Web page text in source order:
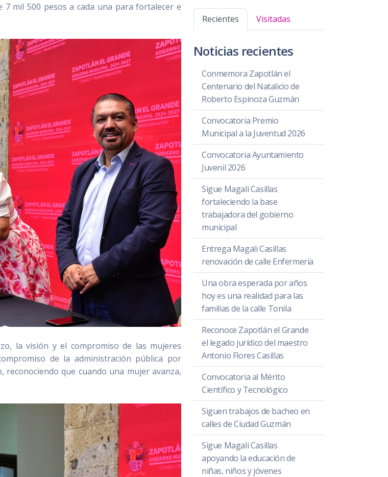
7 mil 500 pesos a cada una para fortalecer e
la visión y el compromiso de las mujeres
de la administración pública por
que cuando una mujer avanza,
Recientes Visitadas
Noticias recientes
Conmemora Zapotlán el
Centenario del Natalicio de
Roberto Espinoza Guzmán
Convocatoria Premio
Municipal a la Juventud 2026
Convocatoria Ayuntamiento
Juvenil 2026
Sigue Magali Casillas
fortaleciendo la base
trabajadora del gobierno
municipal
Entrega Magali Casillas
renovación de calle Enfermería
Una obra esperada por años
hoy es una realidad para las
familias de la calle Tonila
Reconoce Zapotlán el Grande
el legado jurídico del maestro
Antonio Flores Casillas
Convocatoria al Mérito
Científico y Tecnológico
Siguen trabajos de bacheo en
calles de Ciudad Guzmán
Sigue Magali Casillas
apoyando la educación de
niñas, niños y jóvenes